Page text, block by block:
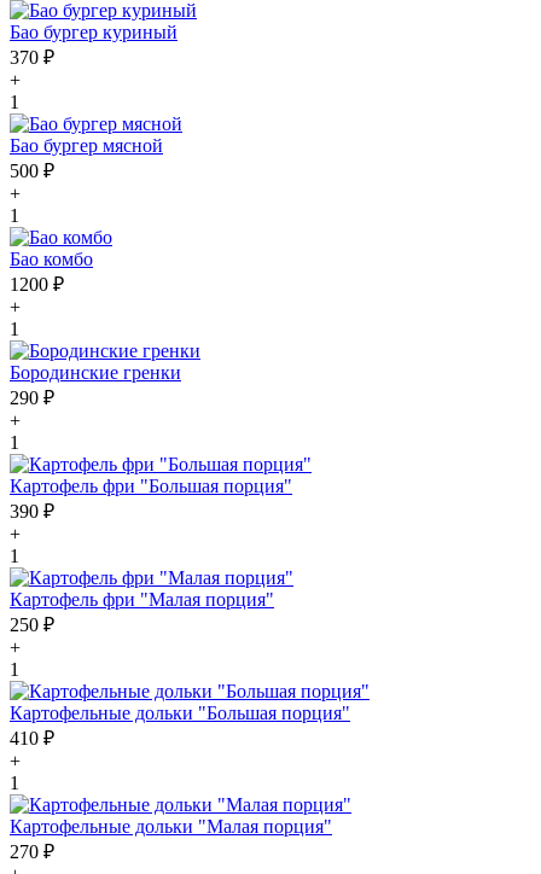
Бао бургер куриный
370 ₽
+
1
Бао бургер мясной
500 ₽
+
1
Бао комбо
1200 ₽
+
1
Бородинские гренки
290 ₽
+
1
Картофель фри "Большая порция"
390 ₽
+
1
Картофель фри "Малая порция"
250 ₽
+
1
Картофельные дольки "Большая порция"
410 ₽
+
1
Картофельные дольки "Малая порция"
270 ₽